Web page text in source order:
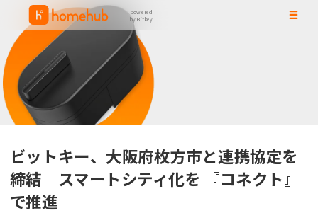
powered
by Bitkey
ビットキー、大阪府枚方市と連携協定を
締結 スマートシティ化を 『コネクト』
で推進